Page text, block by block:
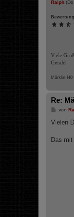
Ralph
Viele
Gerald
Märklin H0
Re:
B
i
a
von
Vielen
Das